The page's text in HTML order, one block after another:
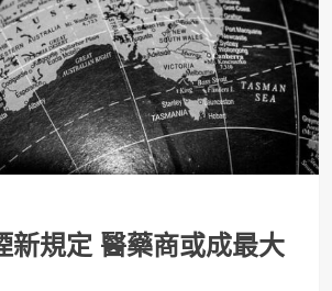
新規定 醫藥商或成最大